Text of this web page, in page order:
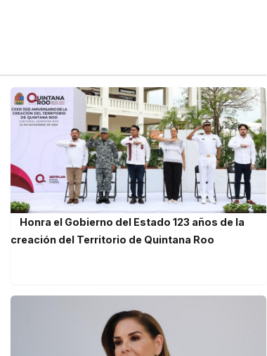
Honra el Gobierno del Estado 123 años de la
creación del Territorio de Quintana Roo